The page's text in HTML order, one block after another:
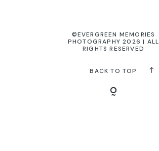
©EVERGREEN MEMORIES
PHOTOGRAPHY 2026 | ALL
RIGHTS RESERVED
BACK TO TOP